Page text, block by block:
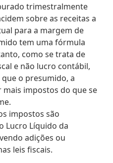
trimestralmente
sobre as receitas a
para a margem de
tem uma fórmula
como se trata de
e não lucro contábil,
o presumido, a
impostos do que se
impostos são
Lucro Líquido da
adições ou
leis fiscais.